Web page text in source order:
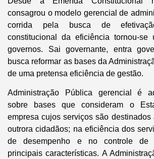
consagrou o modelo gerencial de
corrida pela busca de
constitucional da eficiência tornou-se
governos. Sai governante, entra
busca reformar as bases da
de uma pretensa eficiência de gestão.
Administração Pública gerencial é
sobre bases que consideram o
empresa cujos serviços são destinados
outrora cidadãos; na eficiência dos
de desempenho e no controle de
principais características. A